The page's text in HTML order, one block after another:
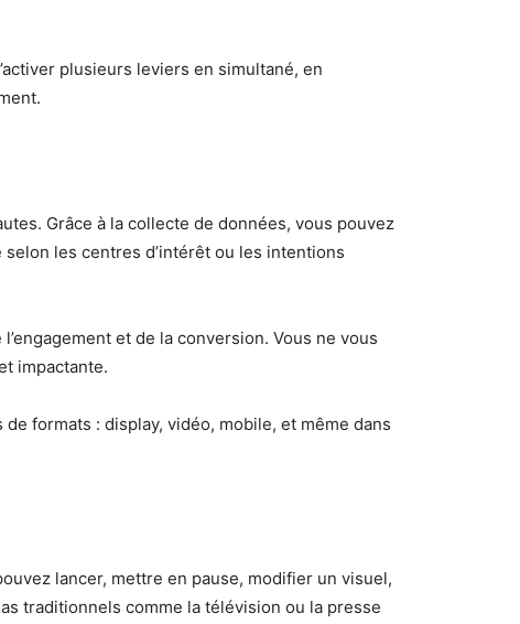
plusieurs leviers en simultané, en
Grâce à la collecte de données, vous pouvez
les centres d’intérêt ou les intentions
et de la conversion. Vous ne vous
impactante.
formats : display, vidéo, mobile, et même dans
lancer, mettre en pause, modifier un visuel,
traditionnels comme la télévision ou la presse